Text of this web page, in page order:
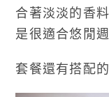
合著淡淡的香
是很適合悠閒
套餐還有搭配